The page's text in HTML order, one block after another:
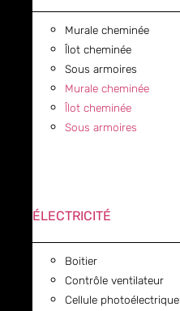
Murale cheminée
Îlot cheminée
Sous armoires
Murale cheminée
Îlot cheminée
Sous armoires
ÉLECTRICITÉ
Boitier
Contrôle ventilateur
Cellule photoélectrique